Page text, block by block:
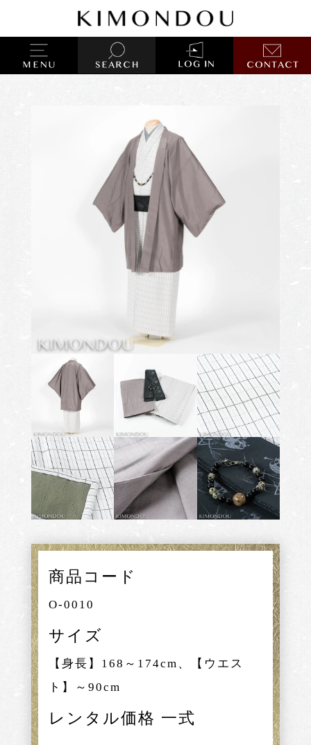
商品コード
O-0010
サイズ
【身長】168～174cm、【ウエス
ト】～90cm
レンタル価格 一式